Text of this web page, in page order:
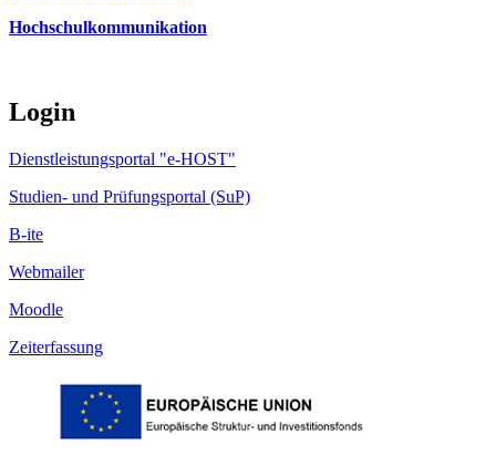
Hochschulkommunikation
Login
Dienstleistungsportal "e-HOST"
Studien- und Prüfungsportal (SuP)
B-ite
Webmailer
Moodle
Zeiterfassung